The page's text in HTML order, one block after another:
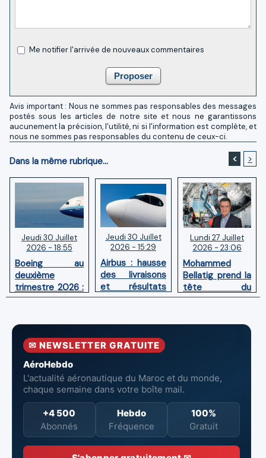
Me notifier l'arrivée de nouveaux commentaires
Avis important : Nous ne sommes pas responsables des messages
postés sous les articles de notre site et nous ne garantissons
aucunement la précision, l'utilité, ni si l'information est complète, et
nous ne sommes pas responsables du contenu de ceux-ci.
Dans la même rubrique... < >
Jeudi 30 Juillet
2026 - 18:55
Boeing au
deuxième
trimestre 2026 :
Chiffre d'affaires
pertes nettes
réduites
Jeudi 30 Juillet
2026 - 15:29
Airbus : hausse
des livraisons
et résultats
financiers
premier
Lundi 27 Juillet
2026 - 23:06
Mohammed
Bellatig prend la
tête du
Groupement
Marocaines
✉ NEWSLETTER GRATUITE
AéroHebdo
L'actualité aéronautique du Maroc et du monde,
chaque semaine dans votre boîte mail.
+4 500
Abonnés
Hebdo
Fréquence
100%
Gratuit